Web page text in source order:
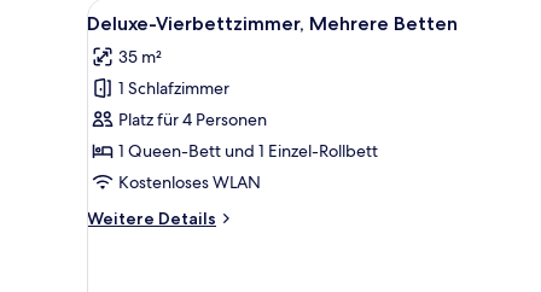
Alle
Fotos
für
Deluxe-
Vierbettzimmer,
Mehrere
Betten
Ein modernes Badezimmer
21
Deluxe-Vierbettzimmer, Mehrere Betten
35 m²
1 Schlafzimmer
Platz für 4 Personen
1 Queen-Bett und 1 Einzel-Rollbett
Kostenloses WLAN
Weitere Details
Weitere